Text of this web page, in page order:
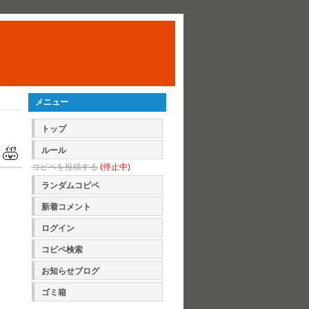
メニュー
トップ
ルール
コピペを投稿する (停止中)
ランダムコピペ
新着コメント
ログイン
コピペ検索
お知らせブログ
ゴミ箱